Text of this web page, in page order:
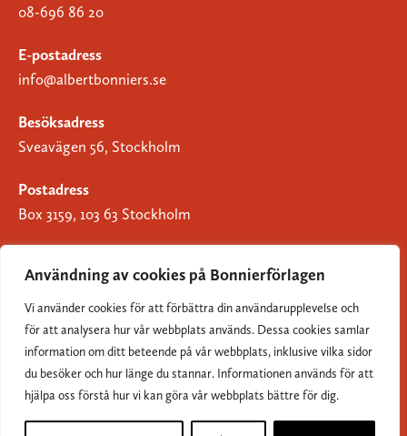
Användning av cookies på Bonnierförlagen
Vi använder cookies för att förbättra din användarupplevelse och
för att analysera hur vår webbplats används. Dessa cookies samlar
information om ditt beteende på vår webbplats, inklusive vilka sidor
du besöker och hur länge du stannar. Informationen används för att
hjälpa oss förstå hur vi kan göra vår webbplats bättre för dig.
08-696 86 20
E-postadress
info@albertbonniers.se
Besöksadress
Sveavägen 56, Stockholm
Postadress
Box 3159, 103 63 Stockholm
Om Bonnierförlagen
Cookies
Integritetspolicy